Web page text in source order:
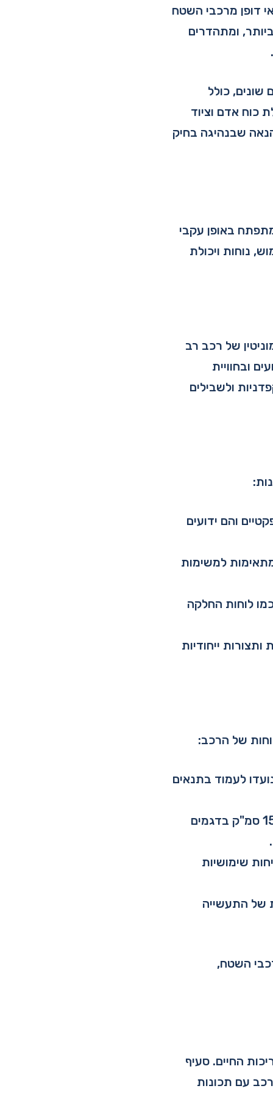
דופן מרכבי השטח
ומתהדרים
כולל
כוח אדם וציוד
שבנהיגה בחיק
באופן עקבי
נוחות ויכולת
של רכב רב
ובחוויית
ולשבילים
והם ידועים
למשימות
לוחות החלקה
ייחודיות
של הרכב:
לעמוד בתנאים
: השילוב של מנוע חזק, כגון אפשרות 3 צילינדרים בנפח 1500 סמ"ק בדגמים
שימושיות
של התעשייה
השטח,
החיים. סעיף
רכב עם תכונות